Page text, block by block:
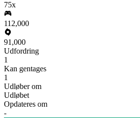
75x
112,000
91,000
Udfordring
1
Kan gentages
1
Udløber om
Udløbet
Opdateres om
-